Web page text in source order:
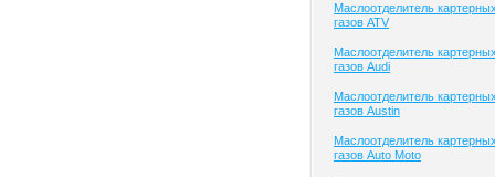
Маслоотделитель
газов ATV
Маслоотделитель
газов Audi
Маслоотделитель
газов Austin
Маслоотделитель
газов Auto Moto